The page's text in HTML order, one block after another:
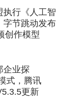
执行《人工智
字节跳动发布
创作模型
企业探
式，腾讯
更新